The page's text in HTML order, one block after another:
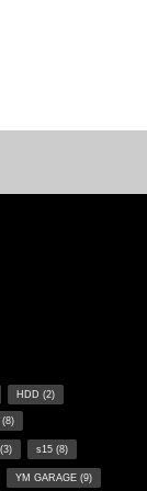
HDD (2)
(8)
(3) s15 (8)
YM GARAGE (9)